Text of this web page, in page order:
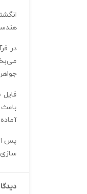
در
سازی